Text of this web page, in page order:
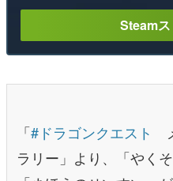
Steam
「#ドラゴンクエスト
ラリー」より、「やく